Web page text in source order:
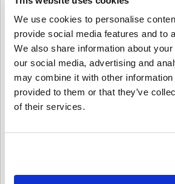
We use cookies to personalise
provide social media features and to
We also share information about
our social media, advertising and
may combine it with other information
provided to them or that they’ve
of their services.
Network Sweden?
1️⃣ Kirjaudu PSN-tilillesi – Pääsy konsolin tai
verkkosivuston kautta.
2️⃣ Siirry kohtaan ‘Lunasta koodit’ – Löytyy
valikosta.
3️⃣ Anna digitaalinen koodisi – Syötä oston
numeroinen koodi.
4️⃣ Nauti uusista varoistasi – Lisätään
Saat nopean ja turvallisen pääsyn